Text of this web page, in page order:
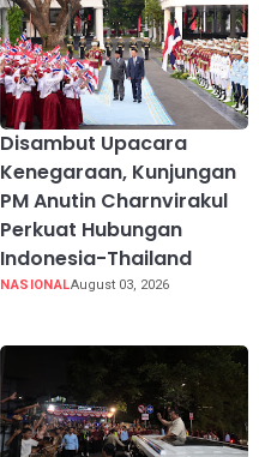
Disambut Upacara
Kenegaraan, Kunjungan
PM Anutin Charnvirakul
Perkuat Hubungan
Indonesia-Thailand
NASIONALAugust 03, 2026